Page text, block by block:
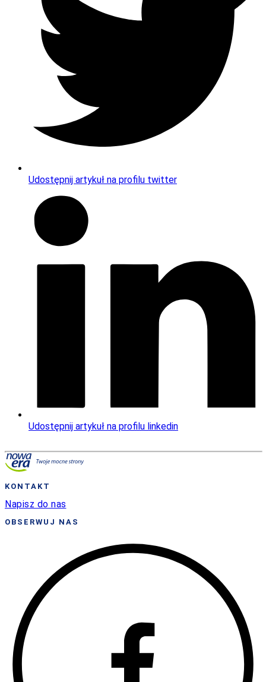
Udostępnij artykuł na profilu twitter
Udostępnij artykuł na profilu linkedin
KONTAKT
Napisz do nas
OBSERWUJ NAS